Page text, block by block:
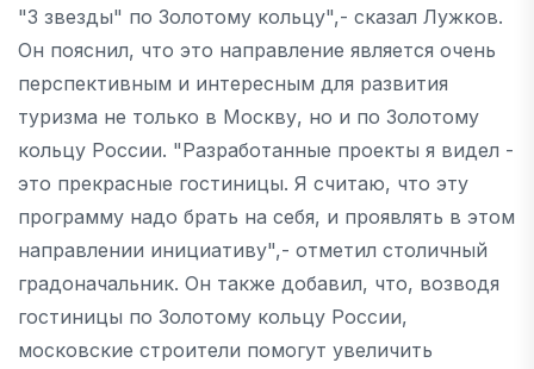
"3 звезды" по Золотому кольцу",- сказал Лужков.
Он пояснил, что это направление является очень
перспективным и интересным для развития
туризма не только в Москву, но и по Золотому
кольцу России. "Разработанные проекты я видел -
это прекрасные гостиницы. Я считаю, что эту
программу надо брать на себя, и проявлять в этом
направлении инициативу",- отметил столичный
градоначальник. Он также добавил, что, возводя
гостиницы по Золотому кольцу России,
московские строители помогут увеличить